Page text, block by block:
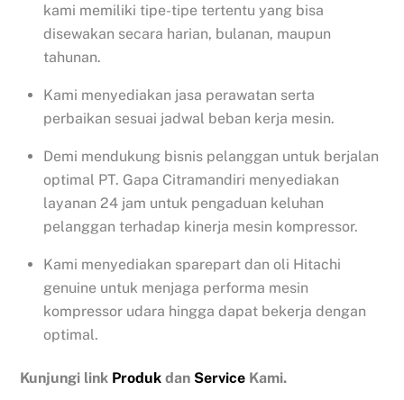
kami memiliki tipe-tipe tertentu yang bisa
disewakan secara harian, bulanan, maupun
tahunan.
Kami menyediakan jasa perawatan serta
perbaikan sesuai jadwal beban kerja mesin.
Demi mendukung bisnis pelanggan untuk berjalan
optimal PT. Gapa Citramandiri menyediakan
layanan 24 jam untuk pengaduan keluhan
pelanggan terhadap kinerja mesin kompressor.
Kami menyediakan sparepart dan oli Hitachi
genuine untuk menjaga performa mesin
kompressor udara hingga dapat bekerja dengan
optimal.
Kunjungi link Produk dan Service Kami.